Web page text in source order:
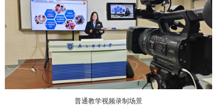
普通教学视频录制场景